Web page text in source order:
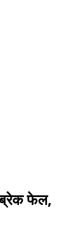
ब्रेक फेल,